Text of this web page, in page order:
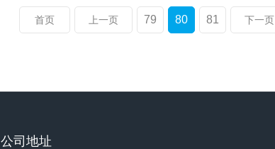
首页 上一页 79 80 81 下一页
公司地址